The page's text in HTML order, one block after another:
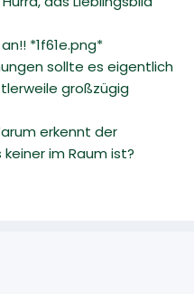
*1f61e.png*
sollte es eigentlich
großzügig
erkennt der
im Raum ist?